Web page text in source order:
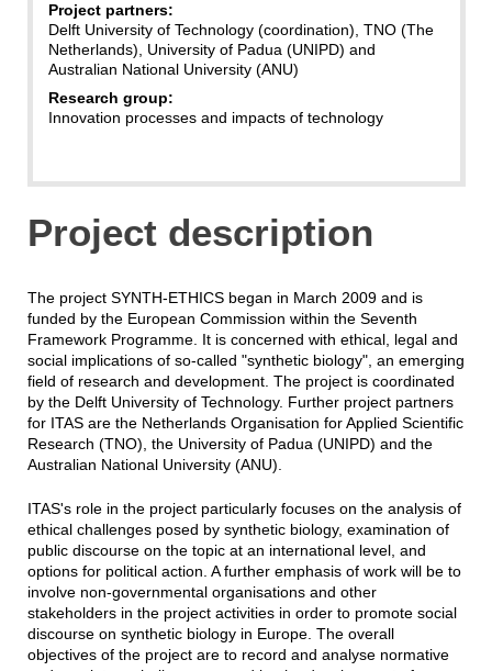
Project partners:
Delft University of Technology (coordination), TNO (The
Netherlands), University of Padua (UNIPD) and
Australian National University (ANU)
Research group:
Innovation processes and impacts of technology
Project description
The project SYNTH-ETHICS began in March 2009 and is
funded by the European Commission within the Seventh
Framework Programme. It is concerned with ethical, legal and
social implications of so-called "synthetic biology", an emerging
field of research and development. The project is coordinated
by the Delft University of Technology. Further project partners
for ITAS are the Netherlands Organisation for Applied Scientific
Research (TNO), the University of Padua (UNIPD) and the
Australian National University (ANU).
ITAS's role in the project particularly focuses on the analysis of
ethical challenges posed by synthetic biology, examination of
public discourse on the topic at an international level, and
options for political action. A further emphasis of work will be to
involve non-governmental organisations and other
stakeholders in the project activities in order to promote social
discourse on synthetic biology in Europe. The overall
objectives of the project are to record and analyse normative